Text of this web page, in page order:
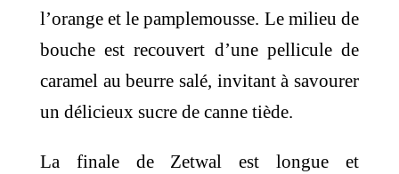
l’orange et le pamplemousse. Le milieu de
bouche est recouvert d’une pellicule de
caramel au beurre salé, invitant à savourer
un délicieux sucre de canne tiède.
La finale de Zetwal est longue et